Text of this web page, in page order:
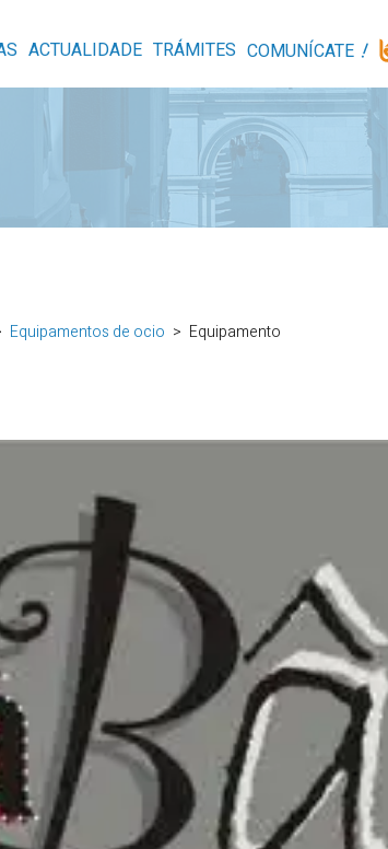
ACTUALIDADE TRÁMITES COMUNÍCATE
Equipamentos de ocio Equipamento